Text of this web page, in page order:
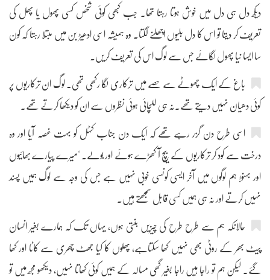
دیکھ دل ہی دل میں خوش ہوتا رہتا تھا۔ جب کبھی کوئی شخص کسی پھول یا پھل کی
تعریف کر دیتا تو اس کا دل بلیوں اچھلنے لگتا۔ وہ ہمیشہ اسی ادھیڑ بن میں مبتلا رہتا کہ کون
سا ایسا نیا پھول لگائے جس سے لوگ اس کی تعریف کریں۔
باغ کے ایک چھوٹے سے حصے میں ترکاری لگا رکھی تھی۔ لوگ ان ترکاریوں پر
کوئی دھیان نہیں دیتے تھے۔نہ ہی للچائی ہوئی نظروں سے ان کو دیکھا کرتے تھے۔
اسی طرح دن گزر رہے تھے کہ ایک دن جناب کٹہل کو بہت غصہ آیا اور وہ
درخت سے کود کر ترکاریوں کے بیچ آ کھڑے ہوئے اور بولے۔ "میرے پیارے بھائیوں
اور بہنو! ہم لوگوں میں آخر ایسی کونسی خوبی نہیں ہے جس کی وجہ سے لوگ ہمیں پسند
نہیں کرتے اور نہ ہی ہمیں کسی قابل سمجھتے ہیں۔
حالانکہ ہم سے طرح طرح کی چیزیں بنتی ہوں، یہاں تک کہ ہمارے بغیر انسان
پیٹ بھر کے روٹی بھی نہیں کھا سکتاہے، پھلوں کا کیا جھٹ چھری سے کاٹا اور کھا
گئے۔ لیکن ہم تو راجا ہیں راجا بغیر گھی مسالہ کے ہمیں کوئی کھاتا نہیں، دیکھو مجھ میں تو